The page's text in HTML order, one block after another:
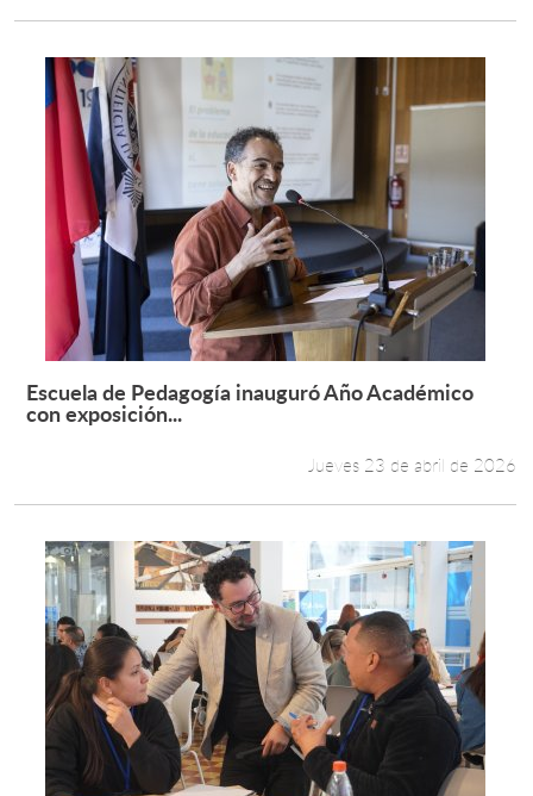
Leer más +
Escuela de Pedagogía inauguró Año Académico
con exposición...
Jueves 23 de abril de 2026